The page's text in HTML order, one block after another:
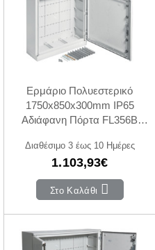
Ερμάριο Πολυεστερικό
1750x850x300mm IP65
Αδιάφανη Πόρτα FL356B
Διαθέσιμο 3 έως 10 Ημέρες
1.103,93€
Στο Καλάθι